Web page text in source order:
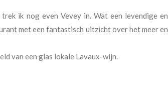
ik nog even Vevey in. Wat een levendige en
met een fantastisch uitzicht over het meer en
van een glas lokale Lavaux-wijn.